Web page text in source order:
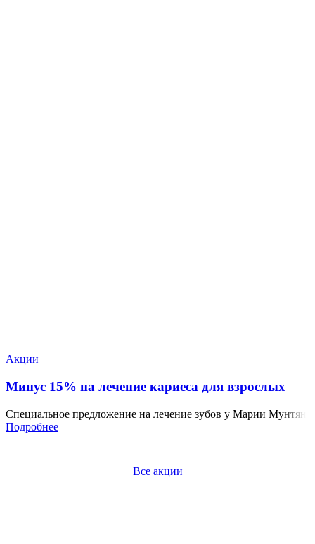
Акции
Минус 15% на лечение кариеса для взрослых
Специальное предложение на лечение зубов у Марии Мунтян
Подробнее
Все акции